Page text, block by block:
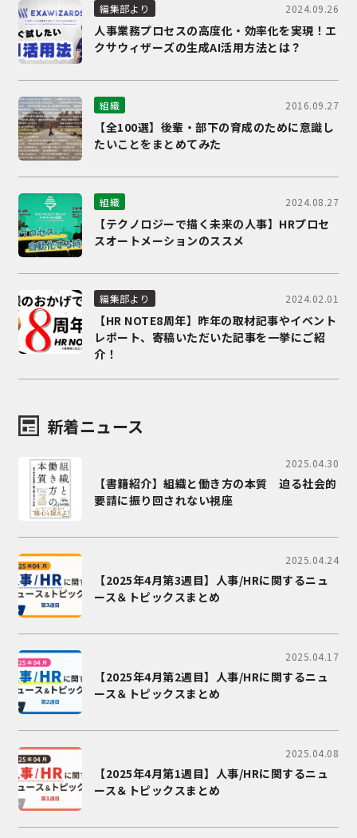
編集部より 2024.09.26
人事業務プロセスの高度化・効率化を実現！エ
クサウィザーズの生成AI活用方法とは？
組織 2016.09.27
【全100選】後輩・部下の育成のために意識し
たいことをまとめてみた
組織 2024.08.27
【テクノロジーで描く未来の人事】HRプロセ
スオートメーションのススメ
編集部より 2024.02.01
【HR NOTE8周年】昨年の取材記事やイベント
レポート、寄稿いただいた記事を一挙にご紹
介！
新着ニュース
2025.04.30
【書籍紹介】組織と働き方の本質 迫る社会的
要請に振り回されない視座
2025.04.24
【2025年4月第3週目】人事/HRに関するニュ
ース＆トピックスまとめ
2025.04.17
【2025年4月第2週目】人事/HRに関するニュ
ース＆トピックスまとめ
2025.04.08
【2025年4月第1週目】人事/HRに関するニュ
ース＆トピックスまとめ